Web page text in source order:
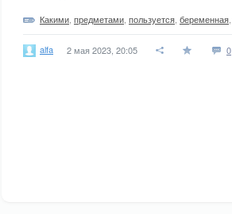
Какими предметами пользуется беременная
alfa 2 мая 2023, 20:05 0